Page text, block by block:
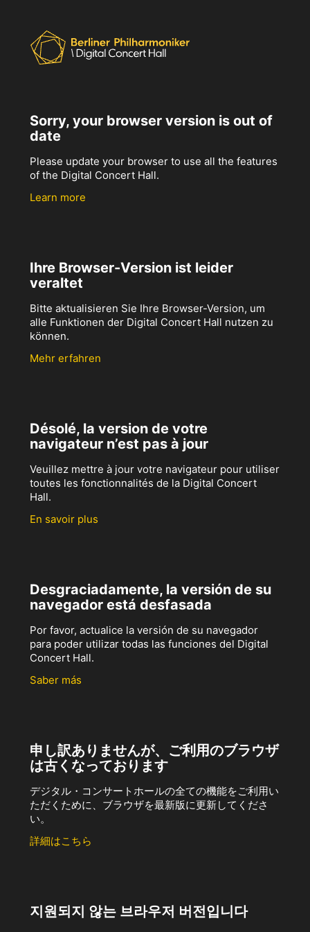
Sorry, your browser version is out of
date
Please update your browser to use all the features
of the Digital Concert Hall.
Learn more
Ihre Browser-Version ist leider
veraltet
Bitte aktualisieren Sie Ihre Browser-Version, um
alle Funktionen der Digital Concert Hall nutzen zu
können.
Mehr erfahren
Désolé, la version de votre
navigateur n’est pas à jour
Veuillez mettre à jour votre navigateur pour utiliser
toutes les fonctionnalités de la Digital Concert
Hall.
En savoir plus
Desgraciadamente, la versión de su
navegador está desfasada
Por favor, actualice la versión de su navegador
para poder utilizar todas las funciones del Digital
Concert Hall.
Saber más
申し訳ありませんが、ご利用のブラウザ
は古くなっております
デジタル・コンサートホールの全ての機能をご利用い
ただくために、ブラウザを最新版に更新してくださ
い。
詳細はこちら
지원되지 않는 브라우저 버전입니다